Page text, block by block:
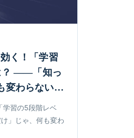
く！「学習
？ ――「知っ
変わらない。
学習の5段階レベ
」じゃ、何も変わ